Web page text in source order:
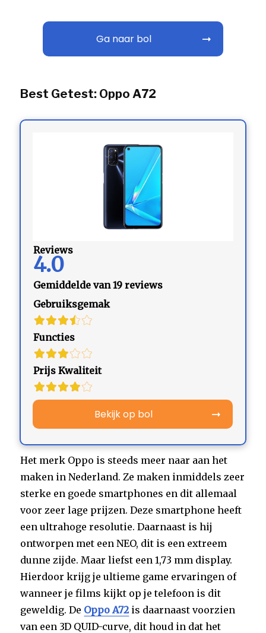
Ga naar bol
Best Getest: Oppo A72
Reviews
4.0
Gemiddelde van 19 reviews
Gebruiksgemak
Functies
Prijs Kwaliteit
Bekijk op bol
Het merk Oppo is steeds meer naar aan het
maken in Nederland. Ze maken inmiddels zeer
sterke en goede smartphones en dit allemaal
voor zeer lage prijzen. Deze smartphone heeft
een ultrahoge resolutie. Daarnaast is hij
ontworpen met een NEO, dit is een extreem
dunne zijde. Maar liefst een 1,73 mm display.
Hierdoor krijg je ultieme game ervaringen of
wanneer je films kijkt op je telefoon is dit
geweldig. De Oppo A72is daarnaast voorzien
van een 3D QUID-curve, dit houd in dat het